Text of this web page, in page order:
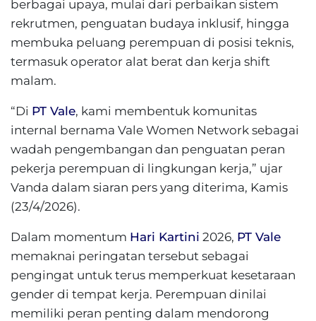
berbagai upaya, mulai dari perbaikan sistem
rekrutmen, penguatan budaya inklusif, hingga
membuka peluang perempuan di posisi teknis,
termasuk operator alat berat dan kerja shift
malam.
“Di PT Vale, kami membentuk komunitas
internal bernama Vale Women Network sebagai
wadah pengembangan dan penguatan peran
pekerja perempuan di lingkungan kerja,” ujar
Vanda dalam siaran pers yang diterima, Kamis
(23/4/2026).
Dalam momentum Hari Kartini 2026, PT Vale
memaknai peringatan tersebut sebagai
pengingat untuk terus memperkuat kesetaraan
gender di tempat kerja. Perempuan dinilai
memiliki peran penting dalam mendorong